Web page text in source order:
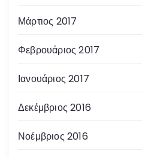
Μάρτιος 2017
Φεβρουάριος 2017
Ιανουάριος 2017
Δεκέμβριος 2016
Νοέμβριος 2016